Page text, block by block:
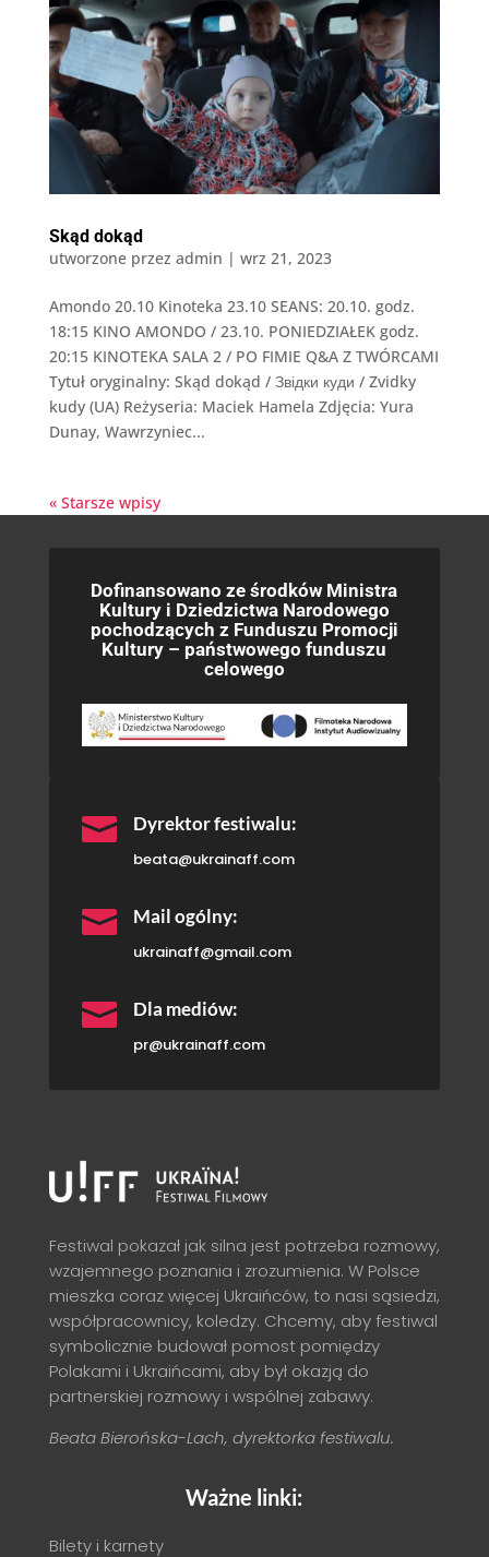
Skąd dokąd
utworzone przez admin | wrz 21, 2023
Amondo 20.10 Kinoteka 23.10 SEANS: 20.10. godz.
18:15 KINO AMONDO / 23.10. PONIEDZIAŁEK godz.
20:15 KINOTEKA SALA 2 / PO FIMIE Q&A Z TWÓRCAMI
Tytuł oryginalny: Skąd dokąd / Звідки куди / Zvidky
kudy (UA) Reżyseria: Maciek Hamela Zdjęcia: Yura
Dunay, Wawrzyniec...
« Starsze wpisy
Dofinansowano ze środków Ministra
Kultury i Dziedzictwa Narodowego
pochodzących z Funduszu Promocji
Kultury – państwowego funduszu
celowego
 Dyrektor festiwalu:
beata@ukrainaff.com
 Mail ogólny:
ukrainaff@gmail.com
 Dla mediów:
pr@ukrainaff.com
Festiwal pokazał jak silna jest potrzeba rozmowy,
wzajemnego poznania i zrozumienia. W Polsce
mieszka coraz więcej Ukraińców, to nasi sąsiedzi,
współpracownicy, koledzy. Chcemy, aby festiwal
symbolicznie budował pomost pomiędzy
Polakami i Ukraińcami, aby był okazją do
partnerskiej rozmowy i wspólnej zabawy.
Beata Bierońska-Lach, dyrektorka festiwalu.
Ważne linki:
Bilety i karnety